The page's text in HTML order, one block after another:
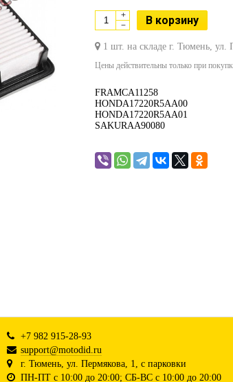
+
−
В корзину
1 шт. на складе г. Тюмень, ул.
Цены действительны только при
FRAMCA11258
HONDA17220R5AA00
HONDA17220R5AA01
SAKURAA90080
+7 982 915-28-93
support@motodid.ru
г. Тюмень, ул. Пермякова, 1, с парковки
ПН-ПТ с 10:00 до 20:00; СБ-ВС с 10:00 до 20:00